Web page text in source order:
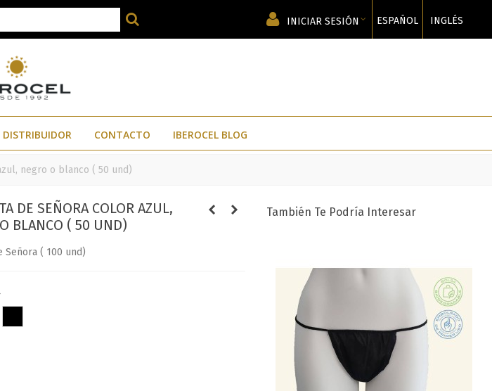
INICIAR SESIÓN ESPAÑOL INGLÉS
CONTACTO IBEROCEL BLOG
negro o blanco ( 50 und)
DE SEÑORA COLOR AZUL,
BLANCO ( 50 UND)
Señora ( 100 und)
También Te Podría Interesar